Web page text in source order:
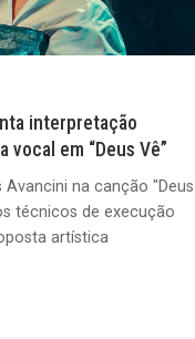
interpretação
vocal em “Deus Vê”
na canção "Deus
técnicos de execução
artística